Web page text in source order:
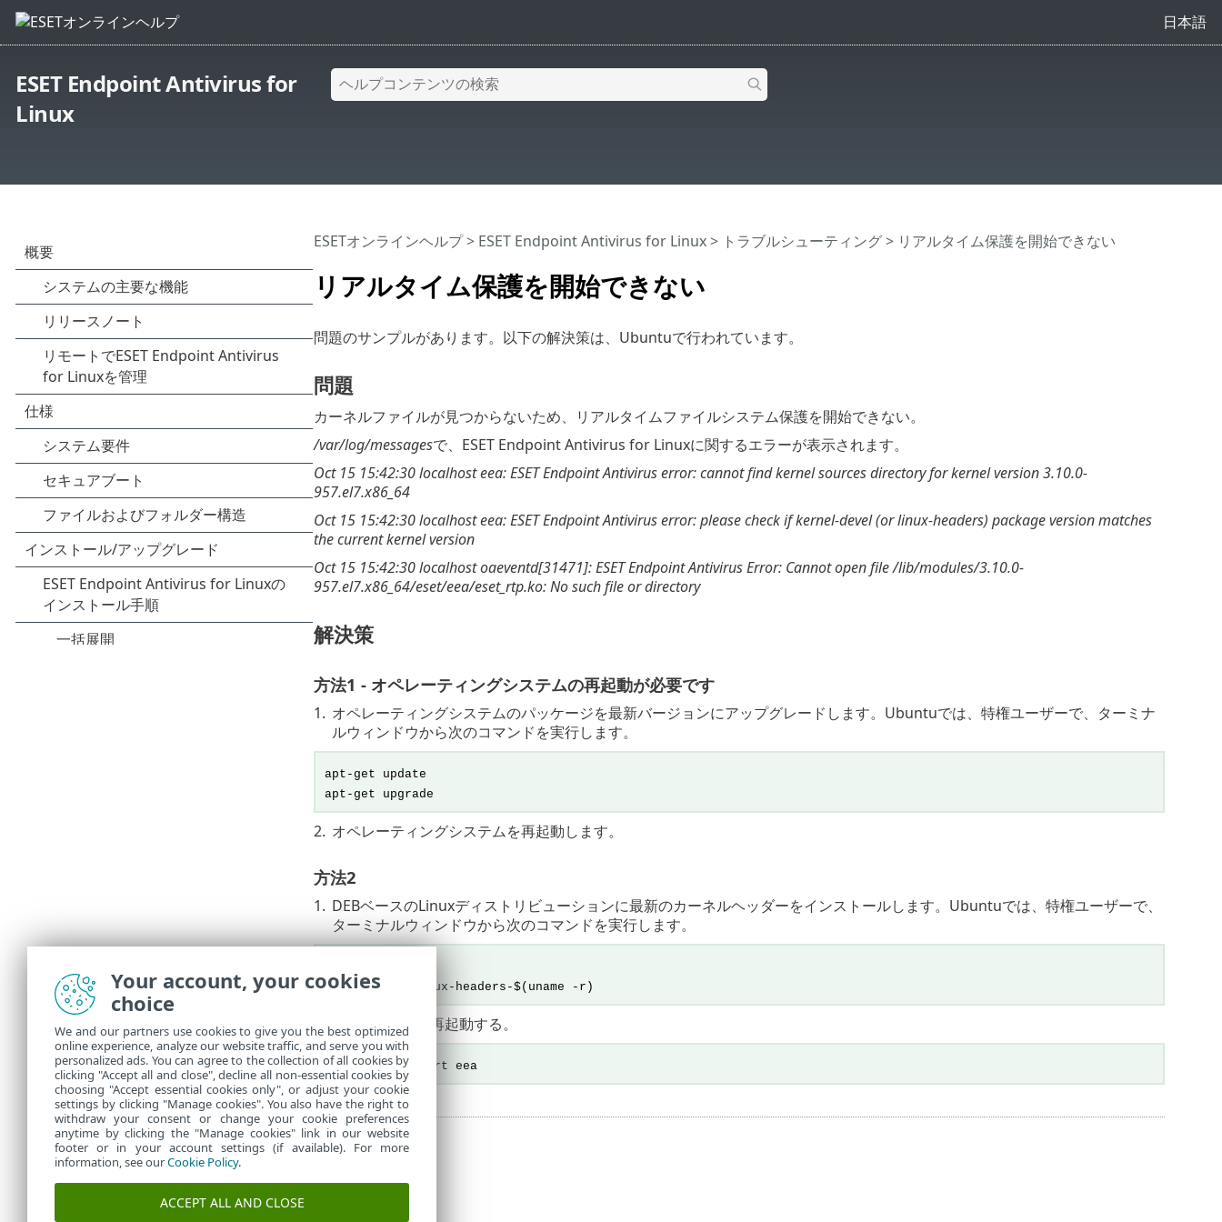
日本語
ESET Endpoint Antivirus for
Linux
リアルタイム保護を開始できない
ESETオンラインヘルプ> ESET Endpoint Antivirus for Linux> トラブルシューティング> リアルタイム保護を開始できない
問題のサンプルがあります。以下の解決策は、Ubuntuで行われています。
問題
カーネルファイルが見つからないため、リアルタイムファイルシステム保護を開始できない。
/var/log/messagesで、ESET Endpoint Antivirus for Linuxに関するエラーが表示されます。
Oct 15 15:42:30 localhost eea: ESET Endpoint Antivirus error: cannot find kernel sources directory for kernel version 3.10.0-
957.el7.x86_64
Oct 15 15:42:30 localhost eea: ESET Endpoint Antivirus error: please check if kernel-devel (or linux-headers) package version matches
the current kernel version
Oct 15 15:42:30 localhost oaeventd[31471]: ESET Endpoint Antivirus Error: Cannot open file /lib/modules/3.10.0-
957.el7.x86_64/eset/eea/eset_rtp.ko: No such file or directory
解決策
方法1 - オペレーティングシステムの再起動が必要です
1. オペレーティングシステムのパッケージを最新バージョンにアップグレードします。Ubuntuでは、特権ユーザーで、ターミナ
ルウィンドウから次のコマンドを実行します。
apt-get update
apt-get upgrade
2. オペレーティングシステムを再起動します。
方法2
1. DEBベースのLinuxディストリビューションに最新のカーネルヘッダーをインストールします。Ubuntuでは、特権ユーザーで、
ターミナルウィンドウから次のコマンドを実行します。
apt install linux-headers-$(uname -r)
EEAサービスを再起動する。
systemctl restart eea
Your account, your cookies
choice
We and our partners use cookies to give you the best optimized
online experience, analyze our website traffic, and serve you with
personalized ads. You can agree to the collection of all cookies by
clicking "Accept all and close", decline all non-essential cookies by
choosing "Accept essential cookies only", or adjust your cookie
settings by clicking "Manage cookies". You also have the right to
withdraw your consent or change your cookie preferences
anytime by clicking the "Manage cookies" link in our website
footer or in your account settings (if available). For more
information, see ourCookie Policy.
ACCEPT ALL AND CLOSE